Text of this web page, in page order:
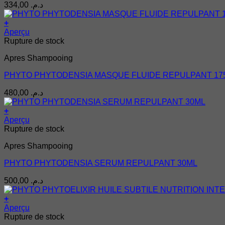
د.م.
+
Aperçu
Rupture de stock
Apres Shampooing
PHYTO PHYTODENSIA MASQUE FLUIDE REPULPANT
د.م.
+
Aperçu
Rupture de stock
Apres Shampooing
PHYTO PHYTODENSIA SERUM REPULPANT 30ML
د.م.
+
Aperçu
Rupture de stock